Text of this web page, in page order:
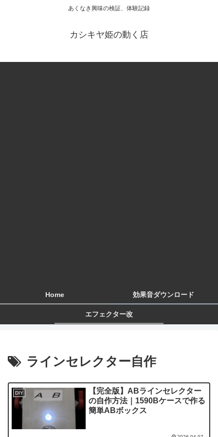
あくなき興味の検証、体験記録
カシキヤ姫の動く店
Home 効果音ダウンロード
エフェクター改
ラインセレクター自作
DIY
【完全版】ABラインセレクター
の自作方法｜1590Bケースで作る
簡単ABボックス